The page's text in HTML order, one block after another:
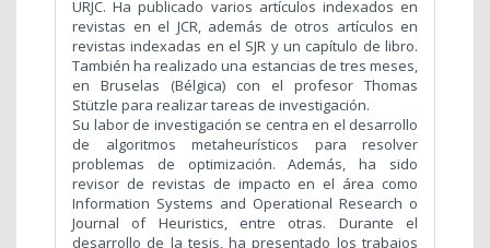
URJC.Ha publicado varios artículos indexados en
revistas en el JCR, además de otros artículos en
revistas indexadas en el SJR y un capítulo de libro.
También ha realizado una estancias de tres meses,
en Bruselas (Bélgica) con el profesor Thomas
Stützle para realizar tareas de investigación.
Su labor de investigación se centra en el desarrollo
de algoritmos metaheurísticos para resolver
problemas de optimización. Además, ha sido
revisor de revistas de impacto en el área como
Information Systems and Operational Research o
Journal of Heuristics, entre otras. Durante el
desarrollo de la tesis, ha presentado los trabajos